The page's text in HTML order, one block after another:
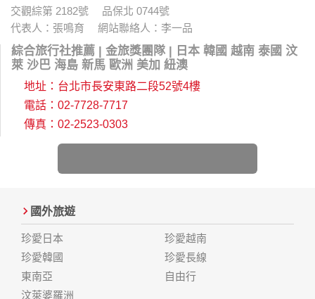
交觀綜第 2182號 品保北 0744號
代表人：張鳴育 網站聯絡人：李一品
綜合旅行社推薦 | 金旅獎團隊 | 日本 韓國 越南 泰國 汶
萊 沙巴 海島 新馬 歐洲 美加 紐澳
地址：台北市長安東路二段52號4樓
電話：02-7728-7717
傳真：02-2523-0303
國外旅遊
珍愛日本
珍愛韓國
東南亞
汶萊婆羅洲
珍愛越南
珍愛長線
自由行